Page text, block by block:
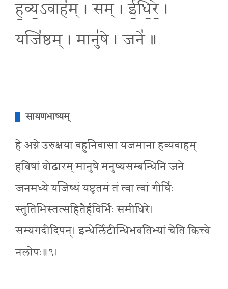
ह॒व्य॒ऽवाह॑म् । सम् । ई॒धि॒रे॒ ।
यजि॑ष्ठम् । मानु॑षे । जने॑ ॥
सायणभाष्यम्
हे अग्ने उरुक्षया बहुनिवासा यजमाना हव्यवाहम्
हविषां वोढारम् मानुषे मनुष्यसम्बन्धिनि जने
जनमध्ये यजिष्थं यष्टृतमं तं त्वा त्वां गीर्घिः
स्तुतिभिस्तत्सहितैर्हविर्भिः समीधिरे।
सम्यगदीदिपन्। इन्धेर्लिटीन्धिभवतिभ्यां चेति कित्त्वे
नलोपः॥९।